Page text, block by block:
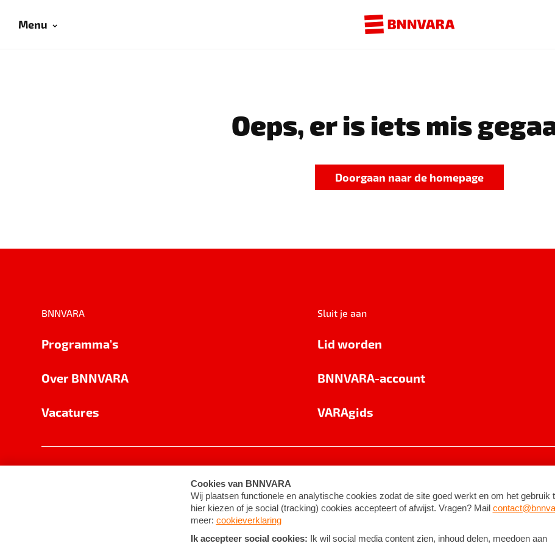
Menu
Oeps, er is iets mis
Doorgaan naar de homepage
BNNVARA
Programma's
Over BNNVARA
Vacatures
Sluit je aan
Lid worden
BNNVARA-account
VARAgids
Cookie-instellingen Algemene voorwaarden ©2026BNNVARA